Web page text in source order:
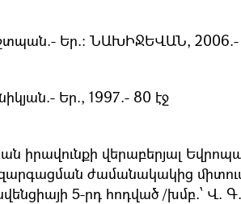
Եր.։ ՆԱԽԻՋԵՎԱՆ, 2006.-
Եր., 1997.- 80 էջ
իրավունքի վերաբերյալ
ժամանակակից
5-րդ հոդված /խմբ.՝ Վ.